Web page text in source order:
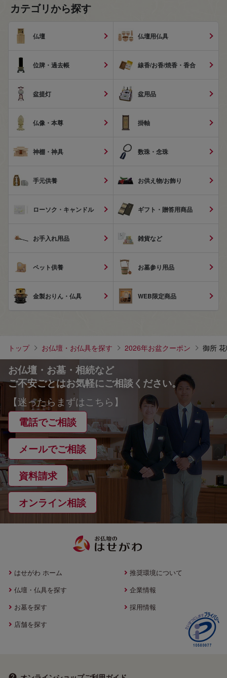
カテゴリから探す
仏壇 仏壇用仏具
位牌・過去帳 線香/お香/焼香・香合
盆提灯 盆用品
仏像・本尊 掛軸
神棚・神具 数珠・念珠
手元供養 お供え物/お飾り
ローソク・キャンドル ギフト・贈答用商品
お手入れ用品 雑貨など
ペット供養 お墓参り用品
金製おりん・仏具 WEB限定商品
トップ お仏壇・お仏具を探す 2026年お盆クーポン 御所
お仏壇・お墓・相続など
ご不安ごとはお気軽にご相談ください。
【迷ったらまずはこちら】
電話でご相談
メールでご相談
資料請求
オンライン相談
はせがわ ホーム
仏壇・仏具を探す
お墓を探す
店舗を探す
推奨環境について
企業情報
採用情報